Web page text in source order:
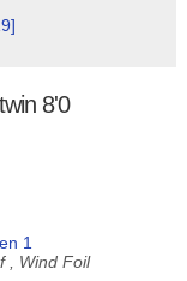
8'0
1
, Wind Foil